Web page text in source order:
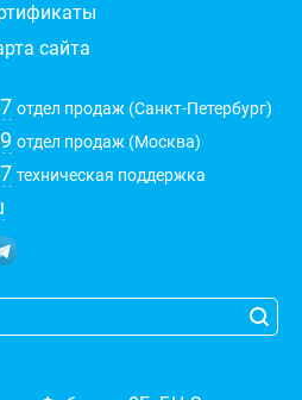
сайта
отдел продаж (Санкт-Петербург)
отдел продаж (Москва)
техническая поддержка